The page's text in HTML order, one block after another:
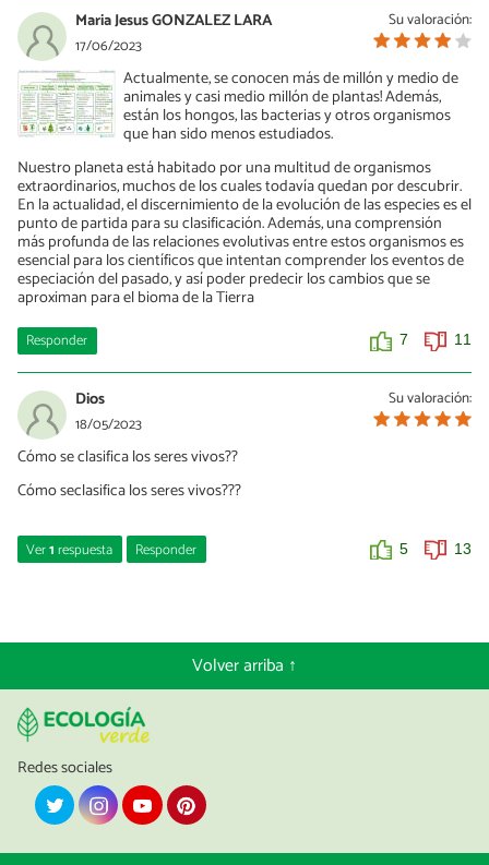
Su valoración:
Maria Jesus GONZALEZ LARA
17/06/2023
Actualmente, se conocen más de millón y medio de
animales y casi medio millón de plantas! Además,
están los hongos, las bacterias y otros organismos
que han sido menos estudiados.
Nuestro planeta está habitado por una multitud de organismos
extraordinarios, muchos de los cuales todavía quedan por descubrir.
En la actualidad, el discernimiento de la evolución de las especies es el
punto de partida para su clasificación. Además, una comprensión
más profunda de las relaciones evolutivas entre estos organismos es
esencial para los científicos que intentan comprender los eventos de
especiación del pasado, y así poder predecir los cambios que se
aproximan para el bioma de la Tierra
Responder 7 11
Su valoración:
Dios
18/05/2023
Cómo se clasifica los seres vivos??
Cómo seclasifica los seres vivos???
Ver1respuesta Responder 5 13
Cómo se clasifica los seres vivos?
Hay diversidad de formas de vida que habitan el planeta, los seres
vivos, es decir, clasificarlos, pero la realidad es que la ciencia es
una búsqueda constante de la verdad y la manera de clasificar a
los seres vivos ha ido cambiando a lo largo de la historia,
ajustándose a cada nuevo descubrimiento.
Lo primero que hay que saber es que, debido a las relaciones
evolutivas existentes entre los seres vivos, distintos niveles para
están comprendidos dentro del nivel superior. En total existen 8
Volver arriba ↑
Redes sociales